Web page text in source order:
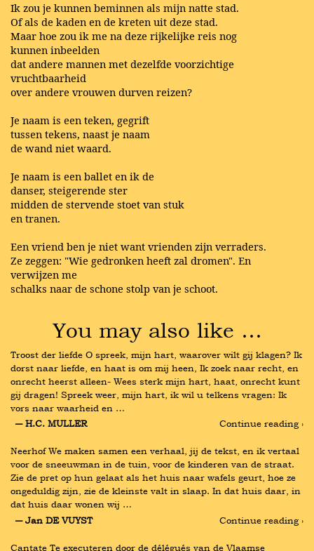
Ik zou je kunnen beminnen als mijn natte stad.
Of als de kaden en de kreten uit deze stad.
Maar hoe zou ik me na deze rijkelijke reis nog
kunnen inbeelden
dat andere mannen met dezelfde voorzichtige
vruchtbaarheid
over andere vrouwen durven reizen?
Je naam is een teken, gegrift
tussen tekens, naast je naam
de wand niet waard.
Je naam is een ballet en ik de
danser, steigerende ster
midden de stervende stoet van stuk
en tranen.
Een vriend ben je niet want vrienden zijn verraders.
Ze zeggen: "Wie gedronken heeft zal dromen". En
verwijzen me
schalks naar de schone stolp van je schoot.
You may also like …
Troost der liefde O spreek, mijn hart, waarover wilt gij klagen? Ik
dorst naar liefde, en haat is om mij heen, Ik zoek naar recht, en
onrecht heerst alleen- Wees sterk mijn hart, haat, onrecht kunt
gij dragen! Spreek weer, mijn hart, ik wil u telkens vragen: Ik
vors naar waarheid en …
― H.C. MULLER
Continue reading ›
Neerhof We maken samen een verhaal, jij de tekst, en ik vertaal
voor de sneeuwman in de tuin, voor de kinderen van de straat.
Zie de pret op hun gelaat als het huis naar wafels geurt, hoe ze
ongeduldig zijn, zie de kleinste valt in slaap. In dat huis daar, in
dat huis daar wonen wij …
― Jan DE VUYST
Continue reading ›
Cantate Te executeren door de délégués van de Vlaamse